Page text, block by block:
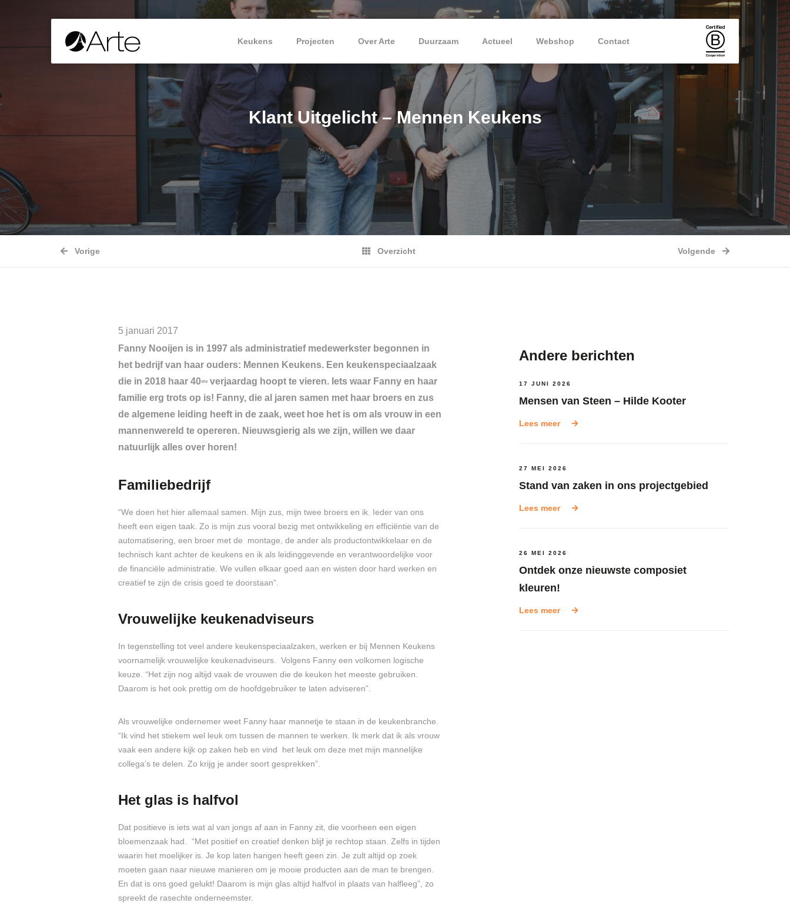
Keukens Projecten Over Arte Duurzaam Actueel Webshop Contact
Klant Uitgelicht – Mennen Keukens
Vorige Overzicht Volgende
5 januari 2017
Fanny Nooijen is in 1997 als administratief medewerkster begonnen in
het bedrijf van haar ouders: Mennen Keukens. Een keukenspeciaalzaak
die in 2018 haar 40steverjaardag hoopt te vieren. Iets waar Fanny en haar
familie erg trots op is! Fanny, die al jaren samen met haar broers en zus
de algemene leiding heeft in de zaak, weet hoe het is om als vrouw in een
mannenwereld te opereren. Nieuwsgierig als we zijn, willen we daar
natuurlijk alles over horen!
Familiebedrijf
“We doen het hier allemaal samen. Mijn zus, mijn twee broers en ik. Ieder van ons
heeft een eigen taak. Zo is mijn zus vooral bezig met ontwikkeling en efficiëntie van de
automatisering, een broer met de montage, de ander als productontwikkelaar en de
technisch kant achter de keukens en ik als leidinggevende en verantwoordelijke voor
de financiële administratie. We vullen elkaar goed aan en wisten door hard werken en
creatief te zijn de crisis goed te doorstaan”.
Vrouwelijke keukenadviseurs
In tegenstelling tot veel andere keukenspeciaalzaken, werken er bij Mennen Keukens
voornamelijk vrouwelijke keukenadviseurs. Volgens Fanny een volkomen logische
keuze. “Het zijn nog altijd vaak de vrouwen die de keuken het meeste gebruiken.
Daarom is het ook prettig om de hoofdgebruiker te laten adviseren”.
Als vrouwelijke ondernemer weet Fanny haar mannetje te staan in de keukenbranche.
“Ik vind het stiekem wel leuk om tussen de mannen te werken. Ik merk dat ik als vrouw
vaak een andere kijk op zaken heb en vind het leuk om deze met mijn mannelijke
collega’s te delen. Zo krijg je ander soort gesprekken”.
Het glas is halfvol
Dat positieve is iets wat al van jongs af aan in Fanny zit, die voorheen een eigen
bloemenzaak had. “Met positief en creatief denken blijf je rechtop staan. Zelfs in tijden
waarin het moelijker is. Je kop laten hangen heeft geen zin. Je zult altijd op zoek
moeten gaan naar nieuwe manieren om je mooie producten aan de man te brengen.
En dat is ons goed gelukt! Daarom is mijn glas altijd halfvol in plaats van halfleeg”, zo
spreekt de rasechte onderneemster.
Andere berichten
17 JUNI 2026
Mensen van Steen – Hilde Kooter
Lees meer
27 MEI 2026
Stand van zaken in ons projectgebied
Lees meer
26 MEI 2026
Ontdek onze nieuwste composiet
kleuren!
Lees meer